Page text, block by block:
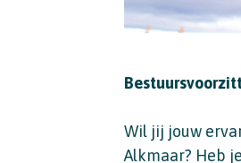
Wil jij jouw
Alkmaar? Heb